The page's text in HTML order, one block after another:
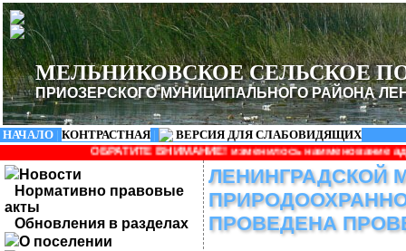
МЕЛЬНИКОВСКОЕ СЕЛЬСКОЕ
ПРИОЗЕРСКОГО МУНИЦИПАЛЬНОГО РАЙОНА
НАЧАЛО | КОНТРАСТНАЯ |
ВЕРСИЯ ДЛЯ СЛАБОВИДЯЩИХ
ВНИМАНИЕ! изменилось наименование администрации:
Новости
Нормативно правовые
акты
Обновления в разделах
О поселении
ЛЕНИНГРАДСКОЙ
ПРОВЕДЕНА